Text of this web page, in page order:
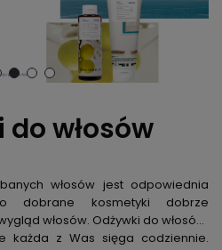
do włosów
włosów jest odpowiednia
dobrane kosmetyki dobrze
włosów. Odżywki do włosów,
każda z Was sięga codziennie.